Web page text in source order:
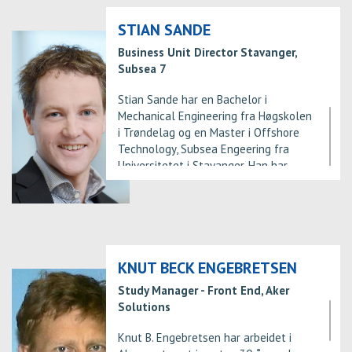
Ingeniørhøyskole.
STIAN SANDE
Business Unit Director Stavanger,
Subsea 7
Stian Sande har en Bachelor i
Mechanical Engineering fra Høgskolen
i Trøndelag og en Master i Offshore
Technology, Subsea Engeering fra
Universitetet i Stavanger. Han har
erfaring fra Acergy Norway AS som
Project Engineer og Project Manager.
KNUT BECK ENGEBRETSEN
Study Manager - Front End, Aker
Solutions
Knut B. Engebretsen har arbeidet i